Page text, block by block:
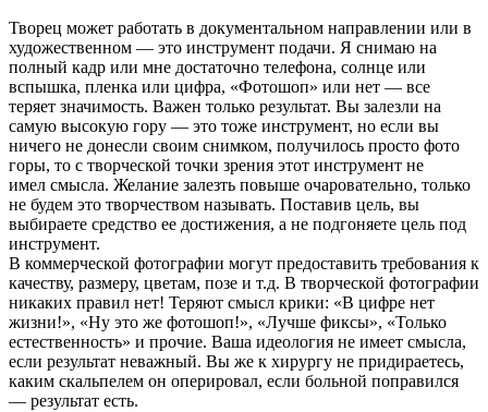
Творец может работать в документальном направлении или в
художественном — это инструмент подачи. Я снимаю на
полный кадр или мне достаточно телефона, солнце или
вспышка, пленка или цифра, «Фотошоп» или нет — все
теряет значимость. Важен только результат. Вы залезли на
самую высокую гору — это тоже инструмент, но если вы
ничего не донесли своим снимком, получилось просто фото
горы, то с творческой точки зрения этот инструмент не
имел смысла. Желание залезть повыше очаровательно, только
не будем это творчеством называть. Поставив цель, вы
выбираете средство ее достижения, а не подгоняете цель под
инструмент.
В коммерческой фотографии могут предоставить требования к
качеству, размеру, цветам, позе и т.д. В творческой фотографии
никаких правил нет! Теряют смысл крики: «В цифре нет
жизни!», «Ну это же фотошоп!», «Лучше фиксы», «Только
естественность» и прочие. Ваша идеология не имеет смысла,
если результат неважный. Вы же к хирургу не придираетесь,
каким скальпелем он оперировал, если больной поправился
— результат есть.